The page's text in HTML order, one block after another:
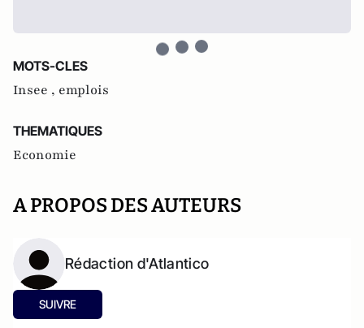
MOTS-CLES
Insee , emplois
THEMATIQUES
Economie
A PROPOS DES AUTEURS
Rédaction d'Atlantico
SUIVRE